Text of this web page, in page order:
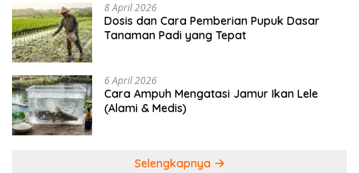
8 April 2026
Dosis dan Cara Pemberian Pupuk Dasar
Tanaman Padi yang Tepat
6 April 2026
Cara Ampuh Mengatasi Jamur Ikan Lele
(Alami & Medis)
Selengkapnya